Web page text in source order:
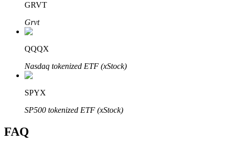
Tot 65% commissies!
GRVT
Grvt
QQQX
Nasdaq tokenized ETF (xStock)
SPYX
SP500 tokenized ETF (xStock)
FAQ